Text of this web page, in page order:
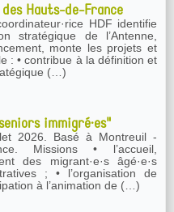
Hauts-de-France
stratégique de l’Antenne,
monte les projets et
(…)
immigré·es"
Montreuil -
des migrant·e·s âgé·e·s
de
à l’animation de (…)